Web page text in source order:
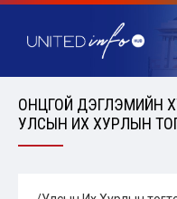
ОНЦГОЙ ДЭГЛЭМИЙН
УЛСЫН ИХ ХУРЛЫН